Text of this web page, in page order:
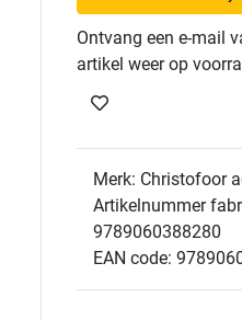
Ontvang een e-mail
artikel weer op
Merk: Christofoor
Artikelnummer
9789060388280
EAN code: